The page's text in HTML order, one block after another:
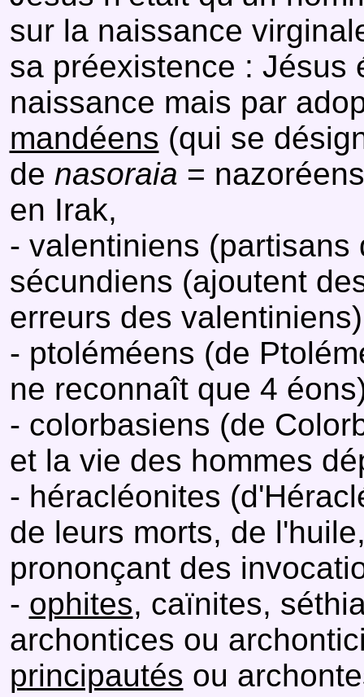
sur la naissance
sa préexistence : Jésus
naissance mais par
mandéens (qui se
de nasoraia =
en Irak,
- valentiniens
sécundiens (ajoutent
erreurs des
- ptoléméens (de
ne reconnaît que 4
- colorbasiens (de
et la vie des hommes
- héracléonites
de leurs morts, de
prononçant des
- ophites, caïnites,
archontices ou
principautés ou